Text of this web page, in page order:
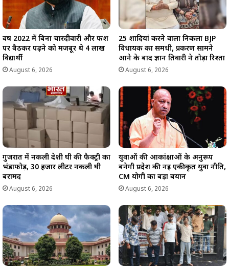
वर्ष 2022 में बिना चारदीवारी और फर्श
पर बैठकर पढ़ने को मजबूर थे 4 लाख
विद्यार्थी
August 6, 2026
25 शादियां करने वाला निकला BJP
विधायक का समधी, प्रकरण सामने
आने के बाद ज्ञान तिवारी ने तोड़ा रिश्ता
August 6, 2026
गुजरात में नकली देशी घी की फैक्ट्री का
भंडाफोड़, 30 हजार लीटर नकली घी
बरामद
August 6, 2026
युवाओं की आकांक्षाओं के अनुरूप
बनेगी प्रदेश की नई एकीकृत युवा नीति,
CM योगी का बड़ा बयान
August 6, 2026